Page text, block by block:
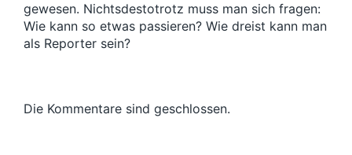
gewesen. Nichtsdestotrotz muss man sich fragen:
Wie kann so etwas passieren? Wie dreist kann man
als Reporter sein?
Die Kommentare sind geschlossen.